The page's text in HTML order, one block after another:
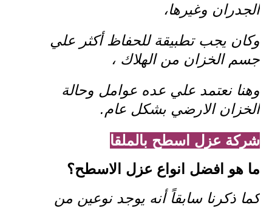
الجدران وغيرها،
وكان يجب تطبيقة للحفاظ أكثر علي
جسم الخزان من الهلاك ،
وهنا نعتمد علي عده عوامل وحالة
الخزان الارضي بشكل عام.
شركة عزل اسطح بالملقا
ما هو افضل انواع عزل الاسطح؟
كما ذكرنا سابقاً أنه يوجد نوعين من